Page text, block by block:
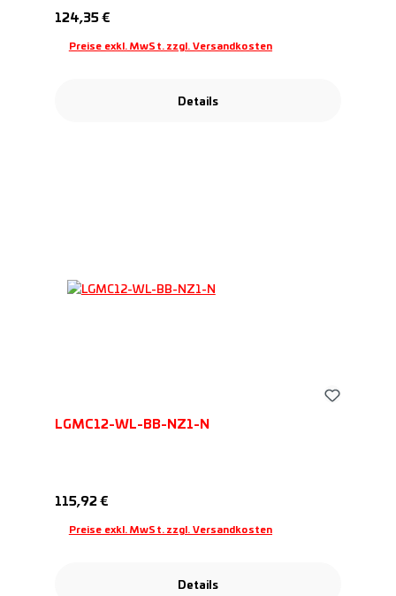
Regulärer Preis:
124,35 €
Preise exkl. MwSt. zzgl. Versandkosten
Details
LGMC12-WL-BB-NZ1-N
Regulärer Preis:
115,92 €
Preise exkl. MwSt. zzgl. Versandkosten
Details